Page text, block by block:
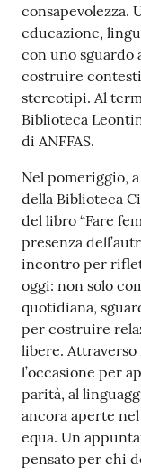
consapevolezza.
educazione,
con uno sguardo
costruire
stereotipi. Al
Biblioteca
di ANFFAS.
Nel pomeriggio,
della Biblioteca
del libro “Fare
presenza
incontro per
oggi: non solo
quotidiana,
per costruire
libere. Attraverso
l’occasione per
parità, al
ancora aperte
equa. Un
pensato per chi